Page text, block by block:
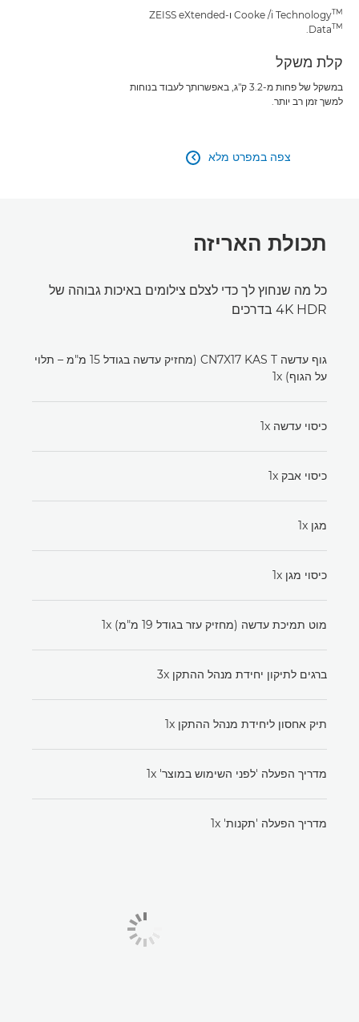
Cooke /i TechnologyTM
ו-ZEISS eXtended
DataTM
קלת משקל
במשקל של פחות מ-3.2 ק"ג, באפשרותך לעבוד בנוחות
למשך זמן רב יותר.
צפה במפרט מלא 
תכולת האריזה
כל מה שנחוץ לך כדי לצלם צילומים באיכות גבוהה של
4K HDR בדרכים
גוף עדשה CN7X17 KAS T (מחזיק עדשה בגודל 15 מ"מ – תלוי
על הגוף) x‏1
כיסוי עדשה x‏1
כיסוי אבק x‏1
מגן x‏1
כיסוי מגן x‏1
מוט תמיכת עדשה (מחזיק עזר בגודל 19 מ"מ) x‏1
ברגים לתיקון יחידת מנהל ההתקן x‏3
תיק אחסון ליחידת מנהל ההתקן x‏1
מדריך הפעלה 'לפני השימוש במוצר' x‏1
מדריך הפעלה 'תקנות' x‏1